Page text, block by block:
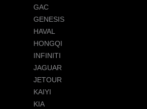
GAC
GENESIS
HAVAL
HONGQI
INFINITI
JAGUAR
JETOUR
KAIYI
KIA